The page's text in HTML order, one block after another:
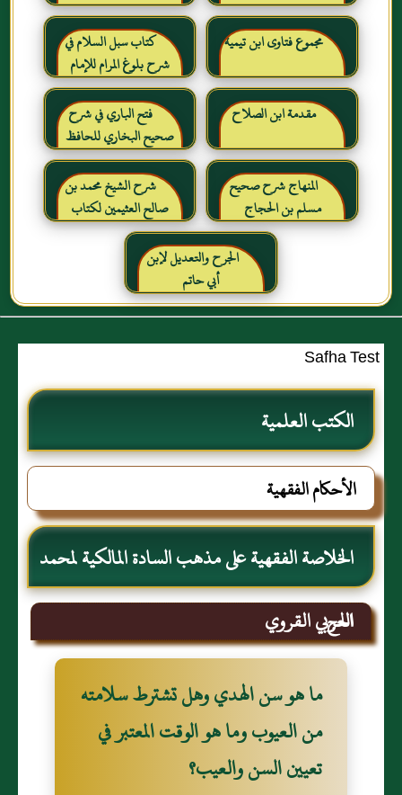
مجموع فتاوى ابن تيمية
كتاب سبل السلام في
شرح بلوغ المرام للإمام
الصنعاني رحمه الله
مقدمة ابن الصلاح
فتح الباري في شرح
صحيح البخاري للحافظ
ابن حجر العسقلاني
المنهاج شرح صحيح
مسلم بن الحجاج
شرح الشيخ محمد بن
صالح العثيمين لكتاب
رياض الصالحين للإمام
النووي رحمهم الله تعالىالجرح والتعديل لإبن
أبي حاتم
Safha Test
الكتب العلمية
الأحكام الفقهية
الخلاصة الفقهية على مذهب السادة المالكية لمحمد
العربي القروي
الحج
ما هو سن الهدي وهل تشترط سلامته
من العيوب وما هو الوقت المعتبر في
تعيين السن والعيب؟